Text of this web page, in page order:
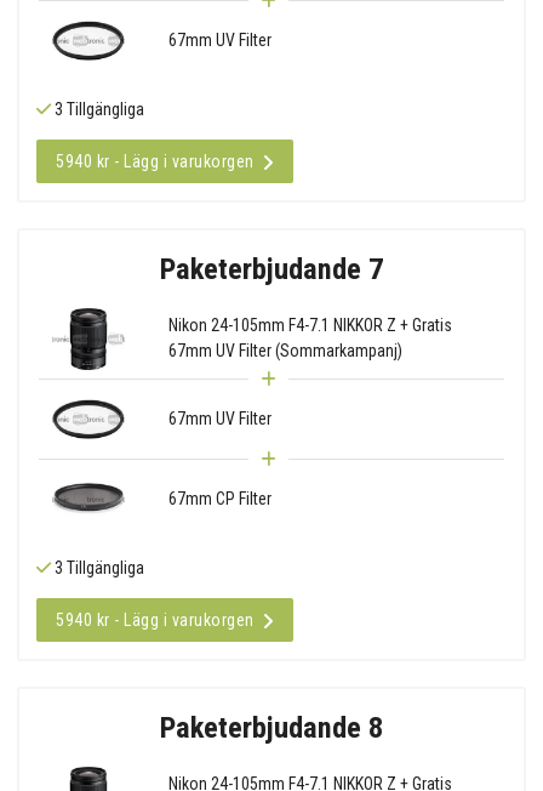
67mm UV Filter
3 Tillgängliga
5940 kr - Lägg i varukorgen
Paketerbjudande 7
Nikon 24-105mm F4-7.1 NIKKOR Z + Gratis
67mm UV Filter (Sommarkampanj)
67mm UV Filter
67mm CP Filter
3 Tillgängliga
5940 kr - Lägg i varukorgen
Paketerbjudande 8
Nikon 24-105mm F4-7.1 NIKKOR Z + Gratis